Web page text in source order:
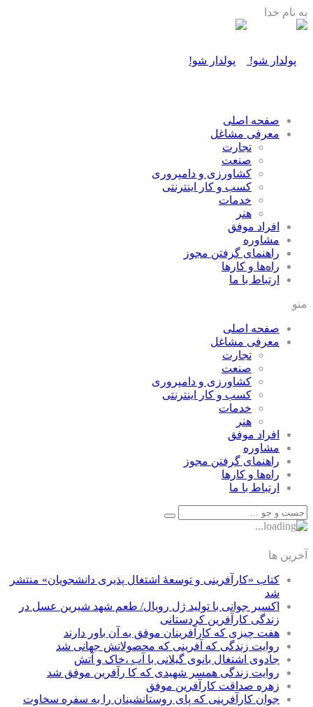
به نام خدا
صفحه اصلی
معرفی مشاغل
تجارت
صنعت
كشاورزی و دامپروری
كسب و كار اينترنتی
خدمات
هنر
افراد موفق
مشاوره
راهنمای گرفتن مجوز
راه‌ها و كارها
ارتباط با ما
منو
صفحه اصلی
معرفی مشاغل
تجارت
صنعت
كشاورزی و دامپروری
كسب و كار اينترنتی
خدمات
هنر
افراد موفق
مشاوره
راهنمای گرفتن مجوز
راه‌ها و كارها
ارتباط با ما
آخرین ها
کتاب «کارآفرینی و توسعۀ اشتغال پذیری دانشجویان» منتشر
شد
اکسیر جوانی با تولید ژل رویال/ طعم شهد شیرین عسل‌ در
زندگی کارآفرین کردستانی
هفت چیزی که کارآفرینان موفق به آن باور دارند
روایت زندگی که آفرینی که محصولاتش جهانی شد
جادوی اشتغال بانوی گیلانی با آب ،خاک و آتش
روایت زندگی همسر شهیدی که کا رآفرین موفق شد
زهره صداقت کارآفرین موفق
جوان کارآفرینی که پای روستانشینان را به سفره سخاوت